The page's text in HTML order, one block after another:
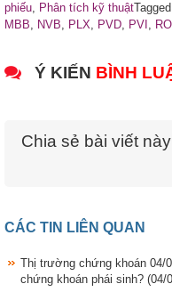
phiếu, Phân tích kỹ thuậtTagged
MBB, NVB, PLX, PVD, PVI ,
Ý KIẾN BÌNH
Chia sẻ bài viết
CÁC TIN LIÊN QUAN
Thị trường chứng khoán 04/
chứng khoán phái sinh? (04/